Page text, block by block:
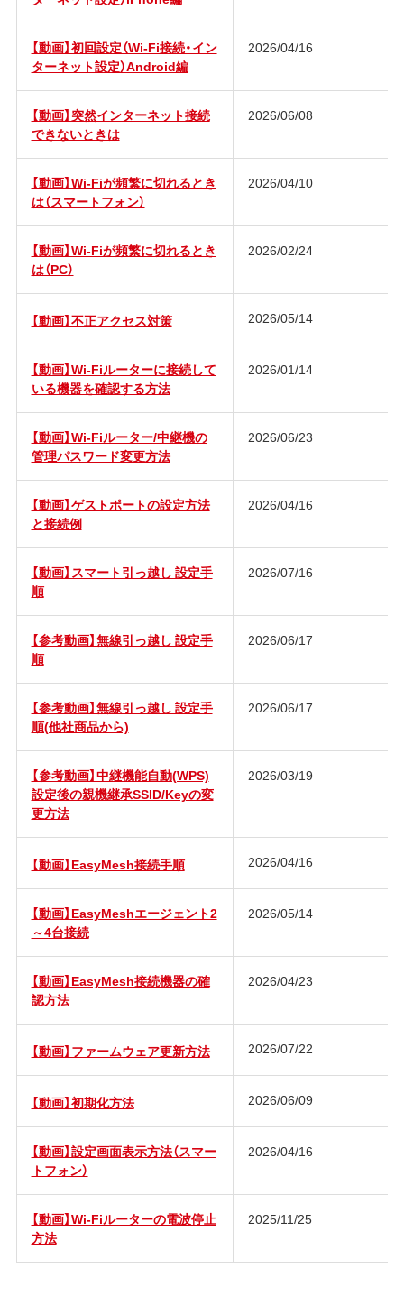
【動画】初回設定（Wi-Fi接続・イン
ターネット設定）Android編
2026/04/16
【動画】突然インターネット接続
できないときは
2026/06/08
【動画】Wi-Fiが頻繁に切れるとき
は（スマートフォン）
2026/04/10
【動画】Wi-Fiが頻繁に切れるとき
は（PC）
2026/02/24
【動画】不正アクセス対策 2026/05/14
【動画】Wi-Fiルーターに接続して
いる機器を確認する方法
2026/01/14
【動画】Wi-Fiルーター/中継機の
管理パスワード変更方法
2026/06/23
【動画】ゲストポートの設定方法
と接続例
2026/04/16
【動画】スマート引っ越し 設定手
順
2026/07/16
【参考動画】無線引っ越し 設定手
順
2026/06/17
【参考動画】無線引っ越し 設定手
順(他社商品から)
2026/06/17
【参考動画】中継機能自動(WPS)
設定後の親機継承SSID/Keyの変
更方法
2026/03/19
【動画】EasyMesh接続手順 2026/04/16
【動画】EasyMeshエージェント2
～4台接続
2026/05/14
【動画】EasyMesh接続機器の確
認方法
2026/04/23
【動画】ファームウェア更新方法 2026/07/22
【動画】初期化方法 2026/06/09
【動画】設定画面表示方法（スマー
トフォン）
2026/04/16
【動画】Wi-Fiルーターの電波停止
方法
2025/11/25